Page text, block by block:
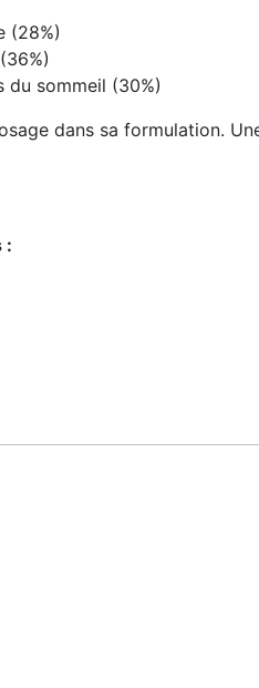
(28%)
sommeil (30%)
dans sa formulation.
: